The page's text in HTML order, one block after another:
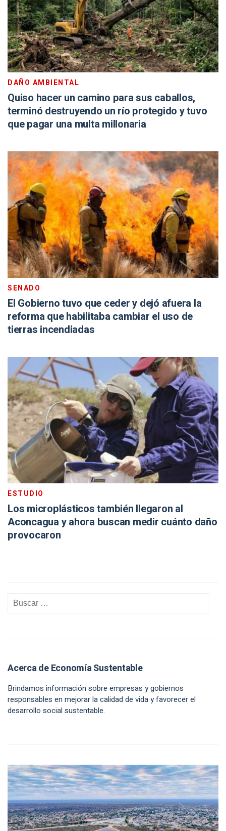
DAÑO AMBIENTAL
Quiso hacer un camino para sus caballos,
terminó destruyendo un río protegido y tuvo
que pagar una multa millonaria
SENADO
El Gobierno tuvo que ceder y dejó afuera la
reforma que habilitaba cambiar el uso de
tierras incendiadas
ESTUDIO
Los microplásticos también llegaron al
Aconcagua y ahora buscan medir cuánto daño
provocaron
Acerca de Economía Sustentable
Brindamos información sobre empresas y gobiernos
responsables en mejorar la calidad de vida y favorecer el
desarrollo social sustentable.